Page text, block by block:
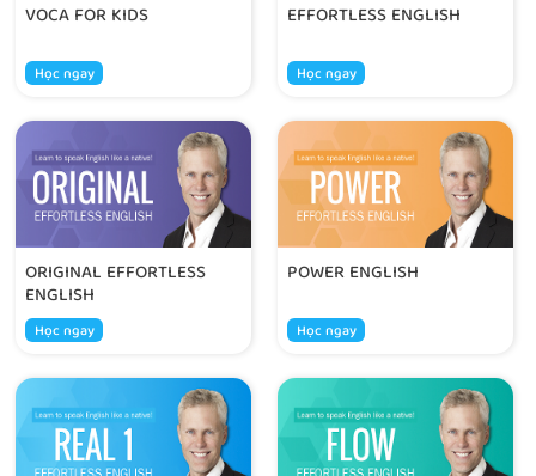
VOCA FOR KIDS
Học ngay
EFFORTLESS ENGLISH
Học ngay
ORIGINAL EFFORTLESS
ENGLISH
Học ngay
POWER ENGLISH
Học ngay